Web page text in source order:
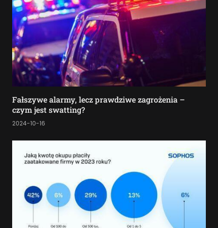
Fałszywe alarmy, lecz prawdziwe zagrożenia –
czym jest swatting?
2024-10-16